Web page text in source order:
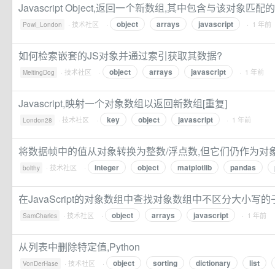
Javascript Object,返回一个新数组,其中包含与该对象匹配
Powl_London · 技术社区 · object arrays javascript · 1 年前
如何检索嵌套的JS对象并通过索引获取其数据?
MeltingDog · 技术社区 · object arrays javascript · 1 年前
Javascript,映射一个对象数组以返回新数组[重复]
London28 · 技术社区 · key object javascript · 1 年前
将数据帧中的值从对象转换为整数/浮点数,但它们仍作为对
bolthy · 技术社区 · integer object matplotlib pandas
在JavaScript的对象数组中查找对象数组中不区分大小写的
SamCharles · 技术社区 · object arrays javascript · 1 年前
从列表中删除特定值,Python
VonDerHase · 技术社区 · object sorting dictionary list